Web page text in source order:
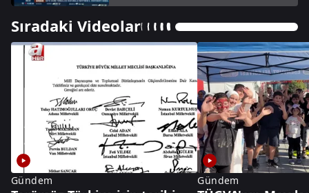
Sıradaki Videolar
Gündem Gündem